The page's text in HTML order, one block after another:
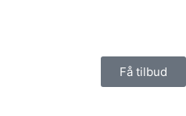
Få tilbud